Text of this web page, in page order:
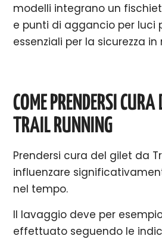
modelli integrano un
e punti di aggancio per luci
essenziali per la sicurezza
COME PRENDERSI CURA
TRAIL RUNNING
Prendersi cura del gilet da
influenzare
nel tempo.
Il lavaggio deve per
effettuato seguendo le